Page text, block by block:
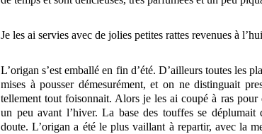
Je les ai servies avec de jolies petites rattes revenues à
L’origan s’est emballé en fin d’été. D’ailleurs toutes les
mises à pousser démesurément, et on ne distinguait
tellement tout foisonnait. Alors je les ai coupé à ras
un peu avant l’hiver. La base des touffes se déplumait
doute. L’origan a été le plus vaillant à repartir, avec la